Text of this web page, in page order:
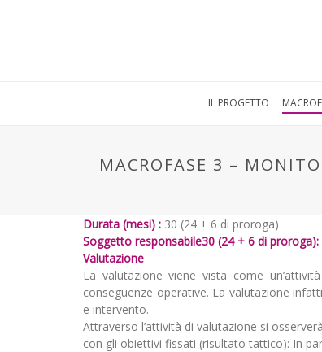
IL PROGETTO
MACROFASE 3 –
Durata (mesi) : 30 (24 + 6 di proroga)
Soggetto responsabile30 (24 + 6 di proroga):
Valutazione
La valutazione viene vista come
conseguenze operative. La valutazione
e intervento.
Attraverso l’attività di valutazione si
con gli obiettivi fissati (risultato tattico): In